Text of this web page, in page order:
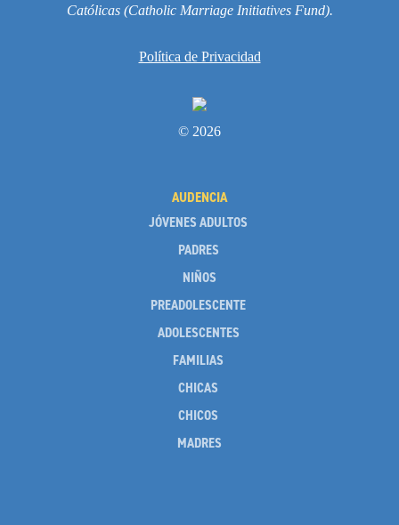
Católicas (Catholic Marriage Initiatives Fund).
Política de Privacidad
© 2026
AUDENCIA
JÓVENES ADULTOS
PADRES
NIÑOS
PREADOLESCENTE
ADOLESCENTES
FAMILIAS
CHICAS
CHICOS
MADRES